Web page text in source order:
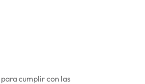
cumplir con las